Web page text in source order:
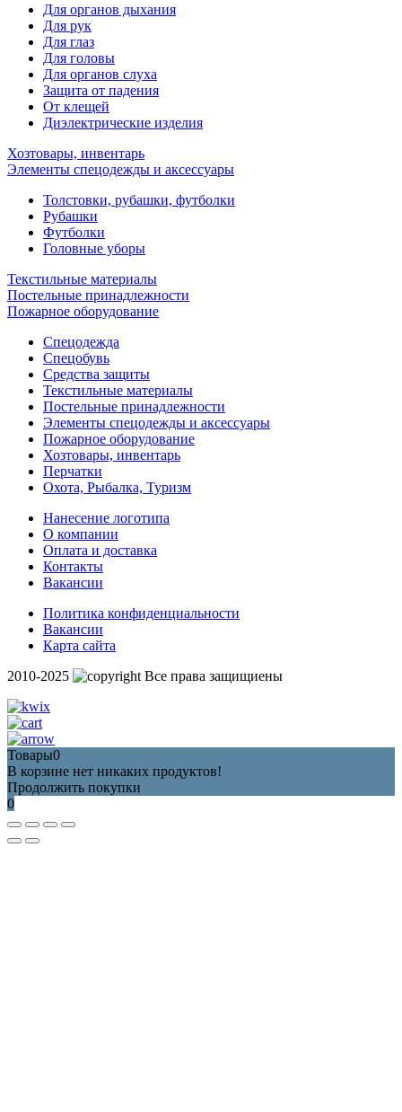
Для органов дыхания
Для рук
Для глаз
Для головы
Для органов слуха
Защита от падения
От клещей
Диэлектрические изделия
Хозтовары, инвентарь
Элементы спецодежды и аксессуары
Толстовки, рубашки, футболки
Рубашки
Футболки
Головные уборы
Текстильные материалы
Постельные принадлежности
Пожарное оборудование
Спецодежда
Спецобувь
Средства защиты
Текстильные материалы
Постельные принадлежности
Элементы спецодежды и аксессуары
Пожарное оборудование
Хозтовары, инвентарь
Перчатки
Охота, Рыбалка, Туризм
Нанесение логотипа
О компании
Оплата и доставка
Контакты
Вакансии
Политика конфиденциальности
Вакансии
Карта сайта
2010-2025
Все права защищиены
Товары0
В корзине нет никаких продуктов!
Продолжить покупки
0